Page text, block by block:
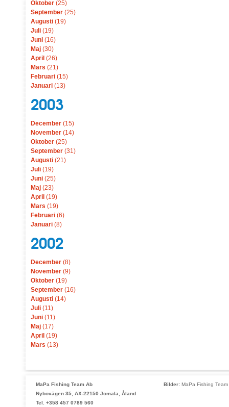
Oktober (25)
September (25)
Augusti (19)
Juli (19)
Juni (16)
Maj (30)
April (26)
Mars (21)
Februari (15)
Januari (13)
2003
December (15)
November (14)
Oktober (25)
September (31)
Augusti (21)
Juli (19)
Juni (25)
Maj (23)
April (19)
Mars (19)
Februari (6)
Januari (8)
2002
December (8)
November (9)
Oktober (19)
September (16)
Augusti (14)
Juli (11)
Juni (11)
Maj (17)
April (19)
Mars (13)
MaPa Fishing Team Ab
Nybovägen 35, AX-22150 Jomala, Åland
Tel. +358 457 0789 560
Bilder: MaPa Fishing